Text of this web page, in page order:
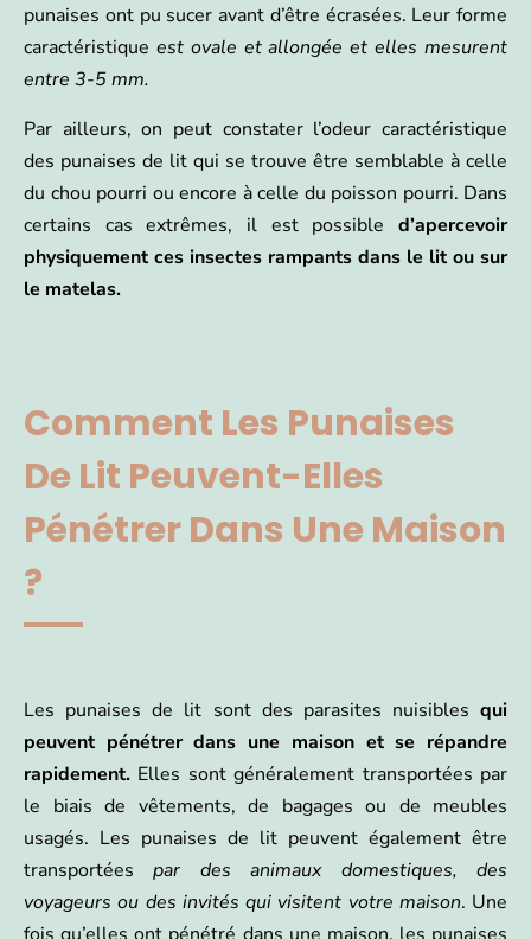
punaises ont pu sucer avant d’être écrasées. Leur forme
caractéristique est ovale et allongée et elles mesurent
entre 3-5 mm.
Par ailleurs, on peut constater l’odeur caractéristique
des punaises de lit qui se trouve être semblable à celle
du chou pourri ou encore à celle du poisson pourri. Dans
certains cas extrêmes, il est possible d’apercevoir
physiquement ces insectes rampants dans le lit ou sur
le matelas.
Comment Les Punaises
De Lit Peuvent-Elles
Pénétrer Dans Une Maison
?
Les punaises de lit sont des parasites nuisibles qui
peuvent pénétrer dans une maison et se répandre
rapidement. Elles sont généralement transportées par
le biais de vêtements, de bagages ou de meubles
usagés. Les punaises de lit peuvent également être
transportées par des animaux domestiques, des
voyageurs ou des invités qui visitent votre maison. Une
fois qu’elles ont pénétré dans une maison, les punaises